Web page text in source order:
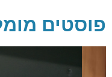
פוסטים